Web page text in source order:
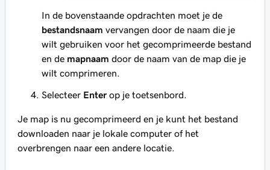
In de bovenstaande opdrachten moet je de
bestandsnaam vervangen door de naam die je
wilt gebruiken voor het gecomprimeerde bestand
en de mapnaam door de naam van de map die je
wilt comprimeren.
Selecteer Enter op je toetsenbord.
Je map is nu gecomprimeerd en je kunt het bestand
downloaden naar je lokale computer of het
overbrengen naar een andere locatie.